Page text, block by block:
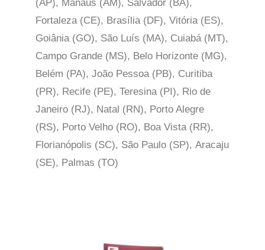
(AP), Manaus (AM), Salvador (BA),
Fortaleza (CE), Brasília (DF), Vitória (ES),
Goiânia (GO), São Luís (MA), Cuiabá (MT),
Campo Grande (MS), Belo Horizonte (MG),
Belém (PA), João Pessoa (PB), Curitiba
(PR), Recife (PE), Teresina (PI), Rio de
Janeiro (RJ), Natal (RN), Porto Alegre
(RS), Porto Velho (RO), Boa Vista (RR),
Florianópolis (SC), São Paulo (SP), Aracaju
(SE), Palmas (TO)